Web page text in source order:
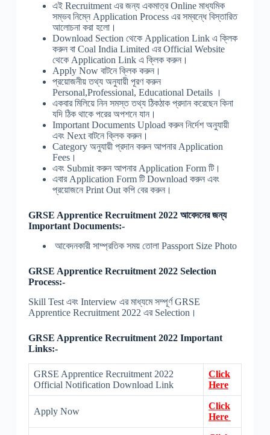
এই Recruitment এর জন্য একমাত্র Online মাধ্যমিক
সম্ভব নিম্নে Application Process এর সম্বন্ধে বিস্তারিত
আলোচনা করা হলো।
Download Section থেকে Application Link এ ক্লিক
করুন বা Coal India Limited এর Official Website
থেকে Application Link এ ক্লিক করুন।
Apply Now বাটনে ক্লিক করুন।
প্রয়োজনীয় তথ্য অনুযায়ী পূরণ করুন
Personal,Professional, Educational Details ।
একবার মিলিয়ে নিন সমস্ত তথ্য ঠিকঠাক প্রদান করেছেন কিনা
যদি ঠিক থাকে পরের অপশনে যান।
Important Documents Upload করুন নির্দেশ অনুযায়ী
এবং Next বাটনে ক্লিক করুন।
Category অনুযায়ী প্রদান করুন আপনার Application
Fees।
এবং Submit করুন আপনার Application Form টি।
এবার Application Form টি Download করুন এবং
প্রয়োজনে Print Out কপি বের করুন।
GRSE Apprentice Recruitment 2022 আবেদনের জন্য
Important Documents:-
আবেদনকারী সাম্প্রতিক সময় তোলা Passport Size Photo
GRSE Apprentice Recruitment 2022 Selection
Process:-
Skill Test এবং Interview এর মাধ্যমে সম্পূর্ণ GRSE
Apprentice Recruitment 2022 এর Selection।
GRSE Apprentice Recruitment 2022 Important
Links:-
GRSE Apprentice Recruitment 2022
Official Notification Download Link
Click
Here
Apply Now
Click
Here